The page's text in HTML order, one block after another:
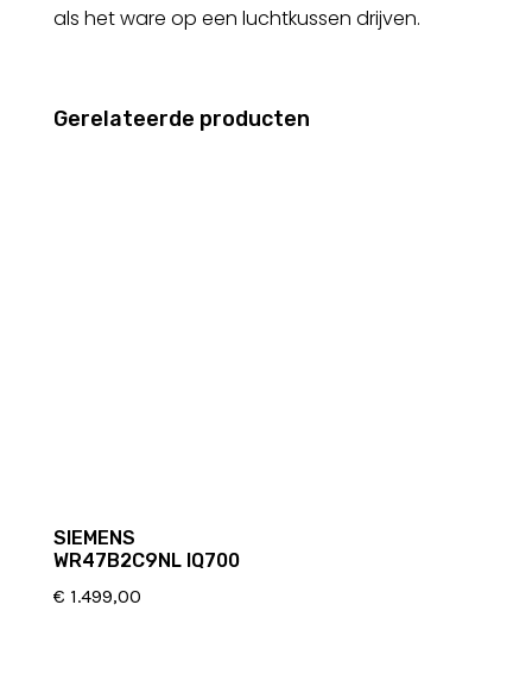
als het ware op een luchtkussen drijven.
Gerelateerde producten
SIEMENS
WR47B2C9NL IQ700
€ 1.499,00